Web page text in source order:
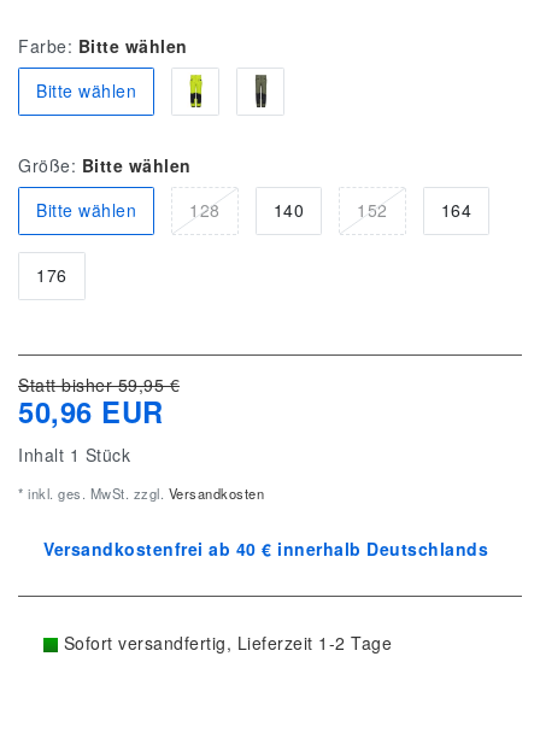
Farbe: Bitte wählen
Bitte wählen
Größe: Bitte wählen
Bitte wählen
128 140 152 164
176
Statt bisher 59,95 €
50,96 EUR
Inhalt 1 Stück
* inkl. ges. MwSt. zzgl. Versandkosten
Versandkostenfrei ab 40 € innerhalb Deutschlands
Sofort versandfertig, Lieferzeit 1-2 Tage